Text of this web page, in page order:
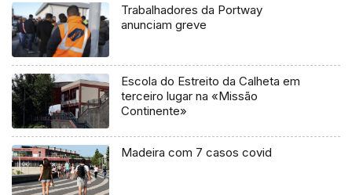
Trabalhadores da Portway
anunciam greve
Escola do Estreito da Calheta em
terceiro lugar na «Missão
Continente»
Madeira com 7 casos covid